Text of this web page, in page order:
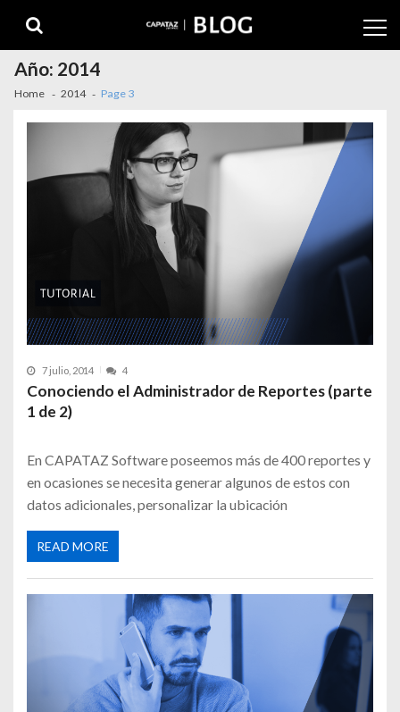
Año: 2014
Home 2014 Page 3
7 julio, 2014 4
Conociendo el Administrador de Reportes (parte
1 de 2)
En CAPATAZ Software poseemos más de 400 reportes y
en ocasiones se necesita generar algunos de estos con
datos adicionales, personalizar la ubicación
READ MORE